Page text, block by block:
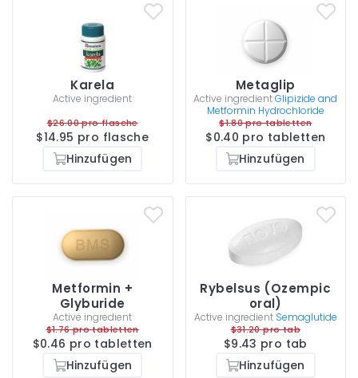
Karela
Active ingredient
$26.00 pro flasche
$14.95 pro flasche
Hinzufügen
Metaglip
Active ingredientGlipizide and
Metformin Hydrochloride
$1.80 pro tabletten
$0.40 pro tabletten
Hinzufügen
Metformin +
Glyburide
Active ingredient
$1.76 pro tabletten
$0.46 pro tabletten
Hinzufügen
Rybelsus (Ozempic
oral)
Active ingredient Semaglutide
$31.20 pro tab
$9.43 pro tab
Hinzufügen